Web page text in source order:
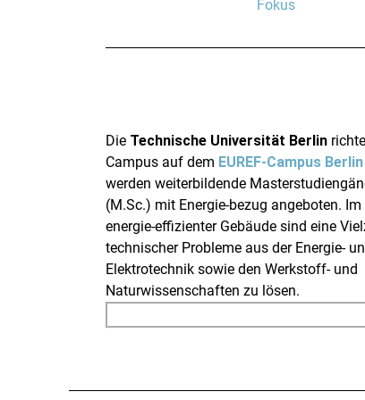
Fokus
Die Technische Universität Berlin
Campus auf dem EUREF-Campus Berlin
werden weiterbildende
(M.Sc.) mit Energie-bezug angeboten. Im
energie-effizienter Gebäude sind eine
technischer Probleme aus der Energie-
Elektrotechnik sowie den Werkstoff- und
Naturwissenschaften zu lösen.